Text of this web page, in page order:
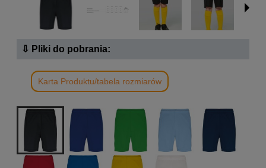
⇩ Pliki do pobrania:
Karta Produktu/tabela rozmiarów